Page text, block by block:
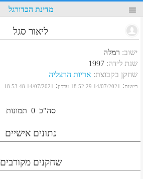
מדינת הכדורגל
ליאור סגל
ישוב: רמלה
שנת לידה:
1997
שחקן בקבוצת: אריות הרצליה
רישום:
14/07/2021 18:52:29 עדכון:
14/07/2021 18:53:48
סה"כ 0 תמונות
נתונים אישיים
שחקנים מקורבים